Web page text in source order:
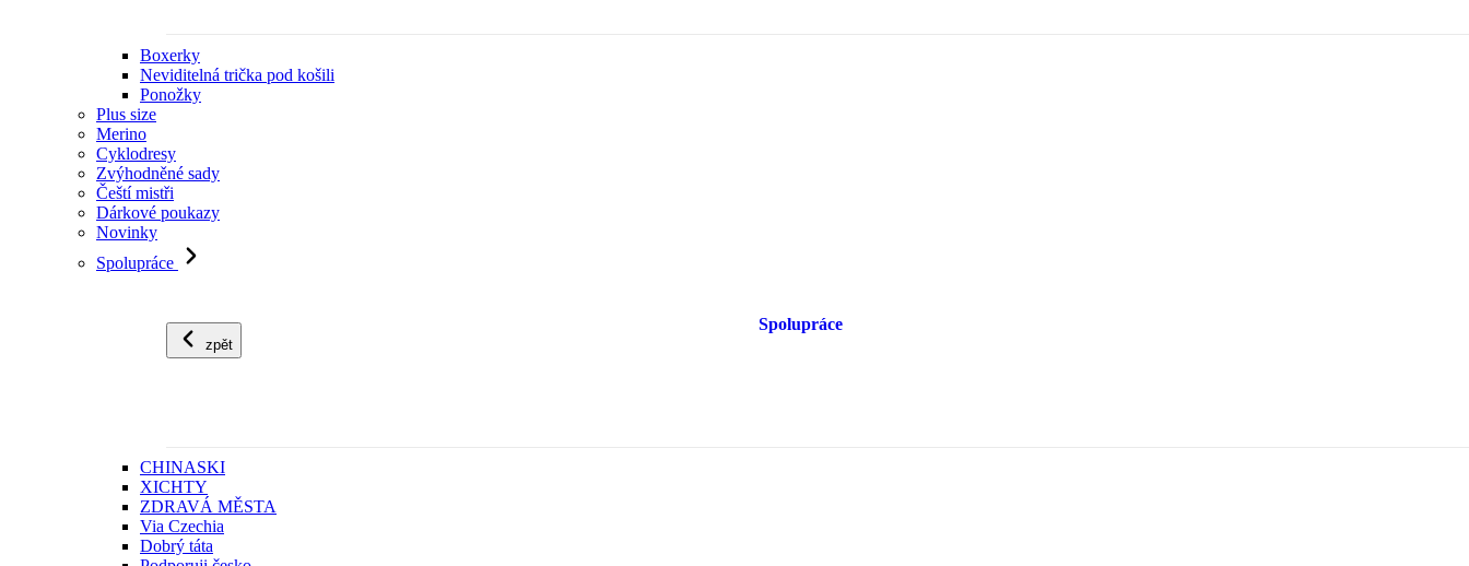
Boxerky
Neviditelná trička pod košili
Ponožky
Plus size
Merino
Cyklodresy
Zvýhodněné sady
Čeští mistři
Dárkové poukazy
Novinky
Spolupráce
zpět
Spolupráce
CHINASKI
XICHTY
ZDRAVÁ MĚSTA
Via Czechia
Dobrý táta